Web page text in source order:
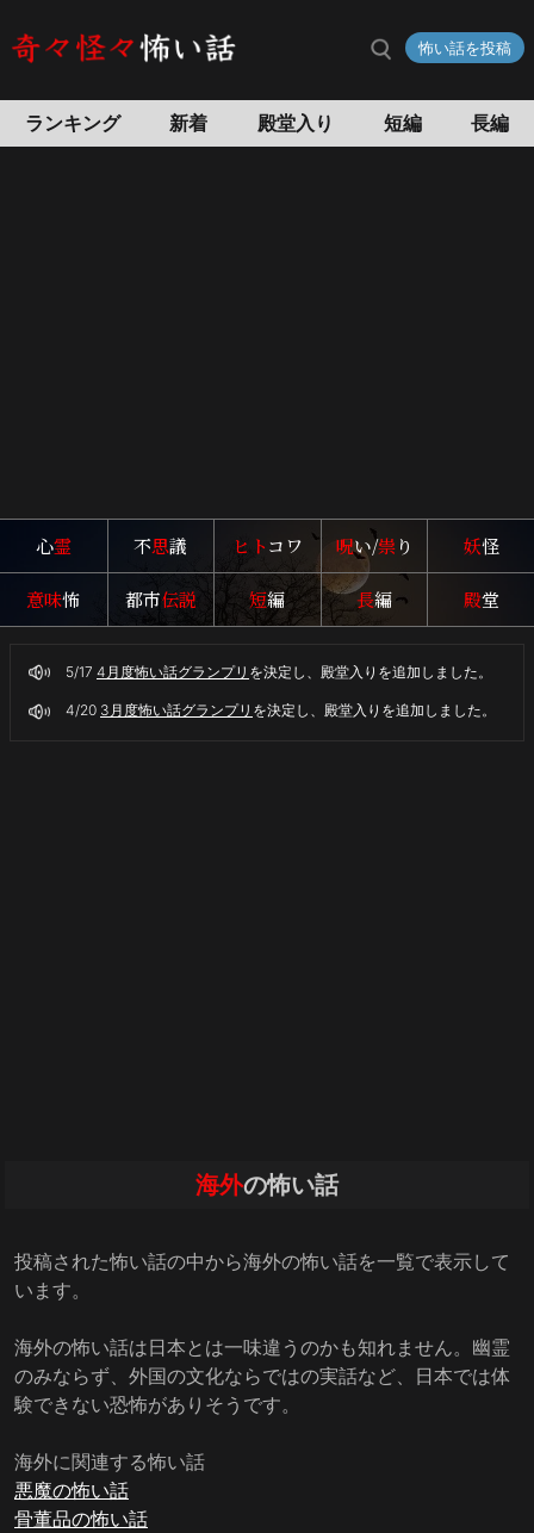
怖い話を投稿
ランキング 新着 殿堂入り 短編 長編
心霊 不思議 ヒトコワ 呪い/祟り 妖怪
意味怖 都市伝説 短編 長編 殿堂
5/17 4月度怖い話グランプリ を決定し、殿堂入りを追加しました。
4/20 3月度怖い話グランプリ を決定し、殿堂入りを追加しました。
海外の怖い話
投稿された怖い話の中から海外の怖い話を一覧で表示して
います。
海外の怖い話は日本とは一味違うのかも知れません。幽霊
のみならず、外国の文化ならではの実話など、日本では体
験できない恐怖がありそうです。
海外に関連する怖い話
悪魔の怖い話
骨董品の怖い話